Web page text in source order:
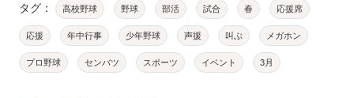
タグ： 高校野球 野球 部活 試合 春 応援席
応援 年中行事 少年野球 声援 叫ぶ メガホン
プロ野球 センバツ スポーツ イベント 3月